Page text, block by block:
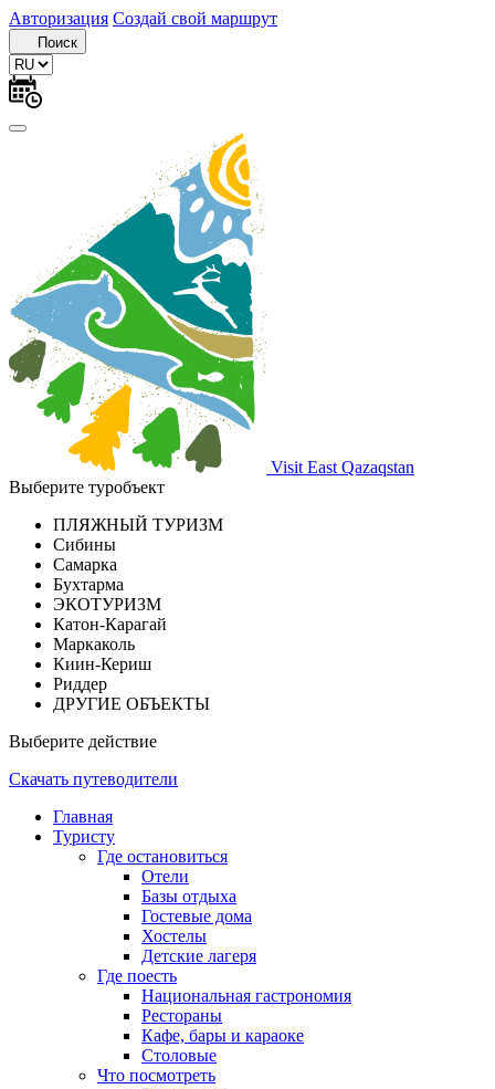
Авторизация Создай свой маршрут
Поиск
Visit East Qazaqstan
Выберите туробъект
ПЛЯЖНЫЙ ТУРИЗМ
Сибины
Самарка
Бухтарма
ЭКОТУРИЗМ
Катон-Карагай
Маркаколь
Киин-Кериш
Риддер
ДРУГИЕ ОБЪЕКТЫ
Выберите действие
Скачать путеводители
Главная
Туристу
Где остановиться
Отели
Базы отдыха
Гостевые дома
Хостелы
Детские лагеря
Где поесть
Национальная гастрономия
Рестораны
Кафе, бары и караоке
Столовые
Что посмотреть